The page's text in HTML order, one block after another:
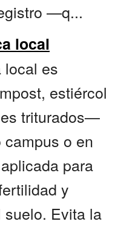
—q...
local
local es
estiércol
triturados—
o en
para
y
Evita la